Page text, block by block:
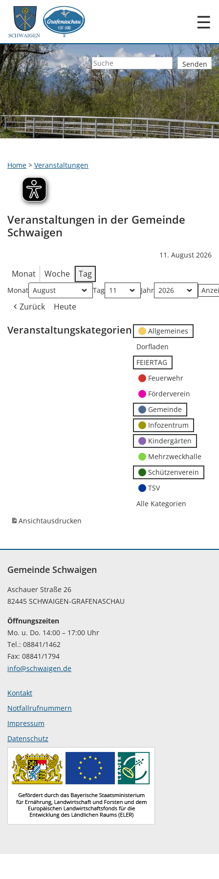
☰
Home > Veranstaltungen
Veranstaltungen in der Gemeinde
Schwaigen
11. August 2026
Monat Woche Tag
Monat Tag Jahr
Zurück Heute
Veranstaltungskategorien
Allgemeines
Dorfladen
FEIERTAG
Feuerwehr
Förderverein
Gemeinde
Infozentrum
Kindergärten
Mehrzweckhalle
Schützenverein
TSV
Alle Kategorien
Ansichtausdrucken
Gemeinde Schwaigen
Aschauer Straße 26
82445 SCHWAIGEN-GRAFENASCHAU
Öffnungszeiten
Mo. u. Do. 14:00 – 17:00 Uhr
Tel.: 08841/1462
Fax: 08841/1794
info@schwaigen.de
Kontakt
Notfallrufnummern
Impressum
Datenschutz